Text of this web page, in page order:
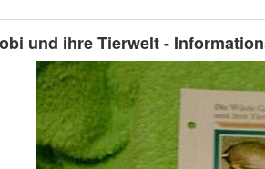
und ihre Tierwelt -